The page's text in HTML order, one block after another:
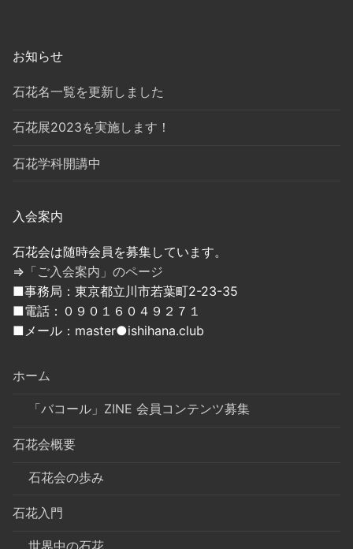
お知らせ
石花名一覧を更新しました
石花展2023を実施します！
石花学科開講中
入会案内
石花会は随時会員を募集しています。
⇒ 「ご入会案内」のページ
■事務局：東京都立川市若葉町2-23-35
■電話：０９０１６０４９２７１
■メール：master●ishihana.club
ホーム
「バコール」ZINE 会員コンテンツ募集
石花会概要
石花会の歩み
石花入門
世界中の石花